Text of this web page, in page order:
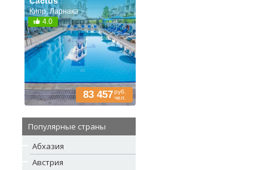
Кипр, Ларнака
4.0
83 457руб.
чел.
Популярные страны
Абхазия
Австрия